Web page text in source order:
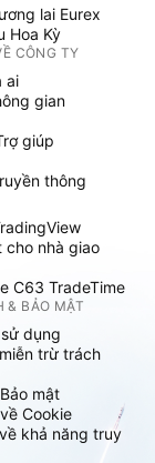
lai Eurex
Hoa Kỳ
CÔNG TY
ai
gian
giúp
thông
cho nhà giao
C63 TradeTime
& BẢO MẬT
dụng
trừ trách
mật
Cookie
khả năng truy